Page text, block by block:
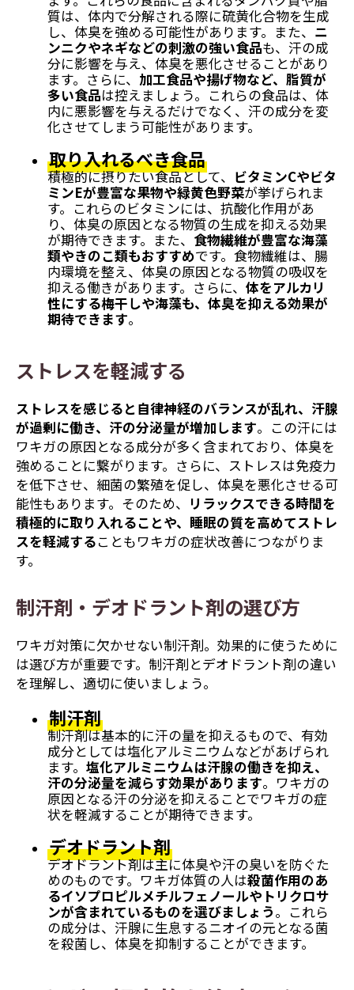
質は、体内で分解される際に硫黄化合物を生成
し、体臭を強める可能性があります。また、 ニ
ンニクやネギなどの刺激の強い食品も、汗の成
分に影響を与え、体臭を悪化させることがあり
ます。さらに、 加工食品や揚げ物など、脂質が
多い食品は控えましょう。これらの食品は、体
内に悪影響を与えるだけでなく、汗の成分を変
化させてしまう可能性があります。
取り入れるべき食品
積極的に摂りたい食品として、 ビタミンCやビタ
ミンEが豊富な果物や緑黄色野菜が挙げられま
す。これらのビタミンには、抗酸化作用があ
り、体臭の原因となる物質の生成を抑える効果
が期待できます。また、 食物繊維が豊富な海藻
類やきのこ類もおすすめです。食物繊維は、腸
内環境を整え、体臭の原因となる物質の吸収を
抑える働きがあります。さらに、 体をアルカリ
性にする梅干しや海藻も、体臭を抑える効果が
期待できます。
ストレスを軽減する
ストレスを感じると自律神経のバランスが乱れ、汗腺
が過剰に働き、汗の分泌量が増加します。この汗には
ワキガの原因となる成分が多く含まれており、体臭を
強めることに繋がります。さらに、ストレスは免疫力
を低下させ、細菌の繁殖を促し、体臭を悪化させる可
能性もあります。そのため、 リラックスできる時間を
積極的に取り入れることや、睡眠の質を高めてストレ
スを軽減することもワキガの症状改善につながりま
す。
制汗剤・デオドラント剤の選び方
ワキガ対策に欠かせない制汗剤。効果的に使うために
は選び方が重要です。制汗剤とデオドラント剤の違い
を理解し、適切に使いましょう。
制汗剤
制汗剤は基本的に汗の量を抑えるもので、有効
成分としては塩化アルミニウムなどがあげられ
ます。 塩化アルミニウムは汗腺の働きを抑え、
汗の分泌量を減らす効果があります。ワキガの
原因となる汗の分泌を抑えることでワキガの症
状を軽減することが期待できます。
デオドラント剤
デオドラント剤は主に体臭や汗の臭いを防ぐた
めのものです。ワキガ体質の人は殺菌作用のあ
るイソプロピルメチルフェノールやトリクロサ
ンが含まれているものを選びましょう。これら
の成分は、汗腺に生息するニオイの元となる菌
を殺菌し、体臭を抑制することができます。